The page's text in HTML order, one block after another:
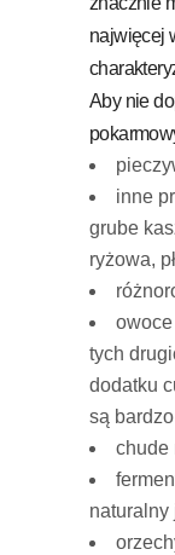
najwięcej
Aby nie
inne
grube
ryżowa,
tych
dodatku
są
chude
naturalny